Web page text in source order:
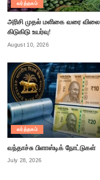
வர்த்தகம்
அரிசி முதல் மளிகை வரை விலை
கிடுகிடு உயர்வு!
August 10, 2026
வர்த்தகம்
வந்தாச்சு பிளாஸ்டிக் நோட்டுகள்
July 28, 2026